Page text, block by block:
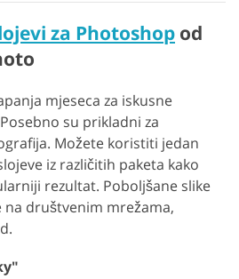
za Photoshop od
mjeseca za iskusne
su prikladni za
Možete koristiti jedan
iz različitih paketa kako
rezultat. Poboljšane slike
na društvenim mrežama,